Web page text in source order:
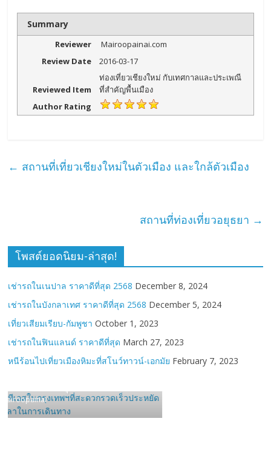
Summary
Reviewer
Mairoopainai.com
Review Date
2016-03-17
Reviewed Item
ท่องเที่ยวเชียงใหม่ กับเทศกาลและประเพณี
ที่สำคัญพื้นเมือง
Author Rating
← สถานที่เที่ยวเชียงใหม่ในตัวเมือง และใกล้ตัวเมือง
สถานที่ท่องเที่ยวอยุธยา →
โพสต์ยอดนิยม-ล่าสุด!
เช่ารถในเนปาล ราคาดีที่สุด 2568 December 8, 2024
เช่ารถในบังกลาเทศ ราคาดีที่สุด 2568 December 5, 2024
เที่ยวเสียมเรียบ-กัมพูชา October 1, 2023
เช่ารถในฟินแลนด์ ราคาดีที่สุด March 27, 2023
หนีร้อนไปเที่ยวเมืองหิมะที่สโนว์ทาวน์-เอกมัย February 7, 2023